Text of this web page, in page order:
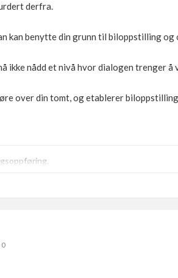
derfra.
kan benytte din grunn til biloppstilling
ikke nådd et nivå hvor dialogen trenger
over din tomt, og etablerer
0